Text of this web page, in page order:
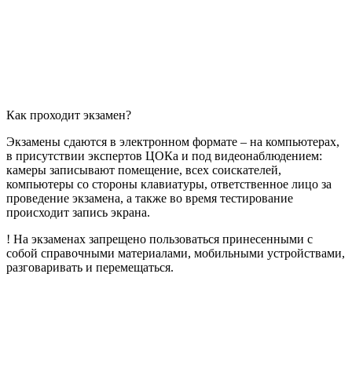
Как проходит экзамен?
Экзамены сдаются в электронном формате – на компьютерах,
в присутствии экспертов ЦОКа и под видеонаблюдением:
камеры записывают помещение, всех соискателей,
компьютеры со стороны клавиатуры, ответственное лицо за
проведение экзамена, а также во время тестирование
происходит запись экрана.
! На экзаменах запрещено пользоваться принесенными с
собой справочными материалами, мобильными устройствами,
разговаривать и перемещаться.